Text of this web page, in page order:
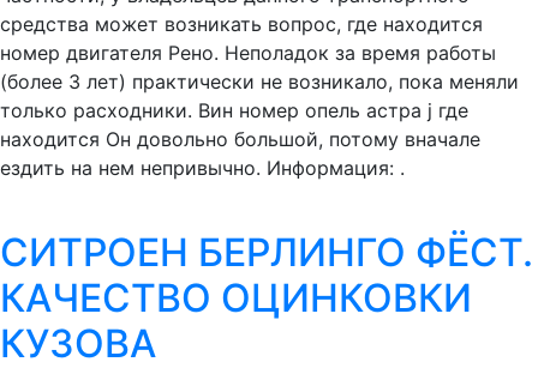
средства может возникать вопрос, где находится
номер двигателя Рено. Неполадок за время работы
(более 3 лет) практически не возникало, пока меняли
только расходники. Вин номер опель астра j где
находится Он довольно большой, потому вначале
ездить на нем непривычно. Информация: .
СИТРОЕН БЕРЛИНГО ФЁСТ.
КАЧЕСТВО ОЦИНКОВКИ
КУЗОВА